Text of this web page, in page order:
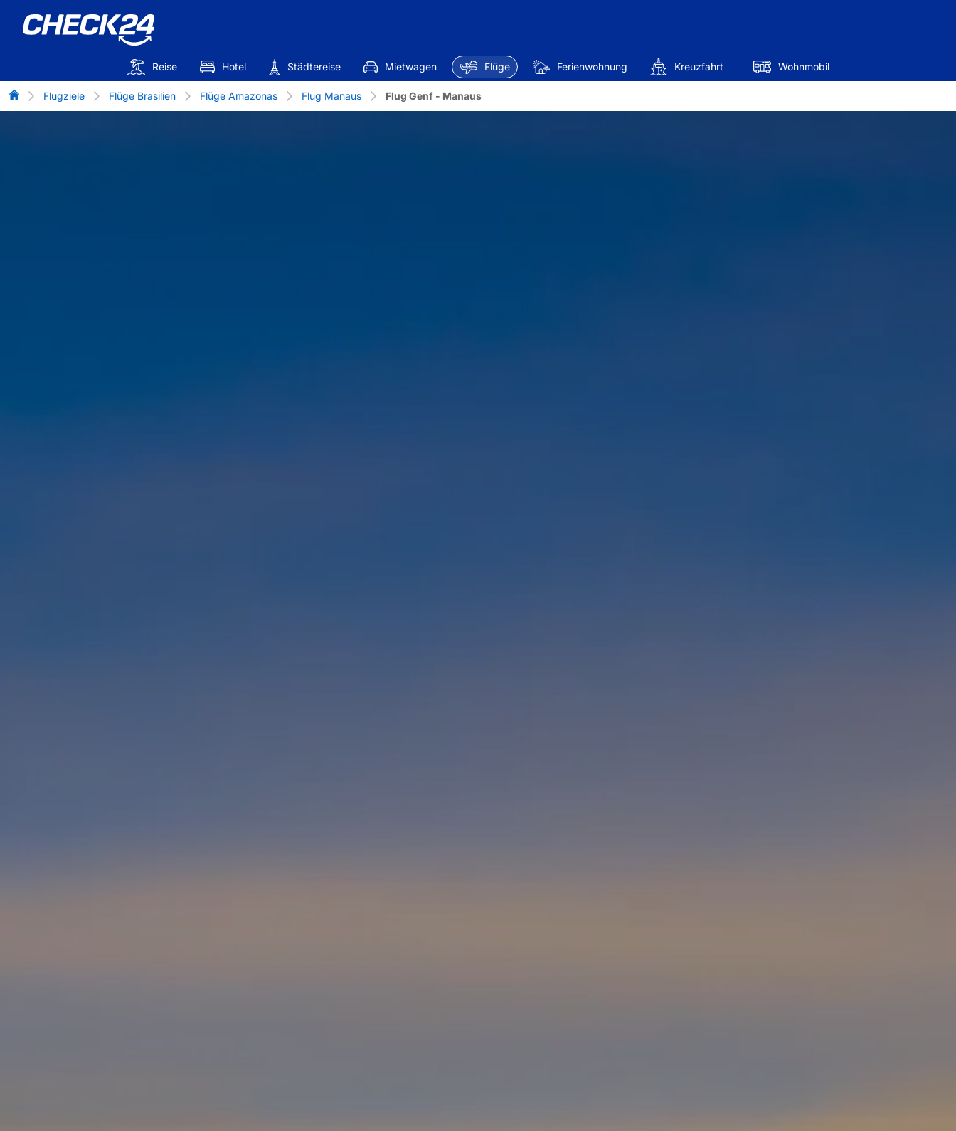
Reise Hotel Städtereise Mietwagen Flüge Ferienwohnung Kreuzfahrt Wohnmobil
Flug-Vergleich
Flugziele Flüge Brasilien Flüge Amazonas Flug Manaus Flug Genf - Manaus